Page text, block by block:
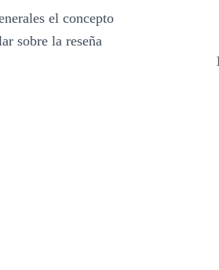
el concepto
sobre la reseña